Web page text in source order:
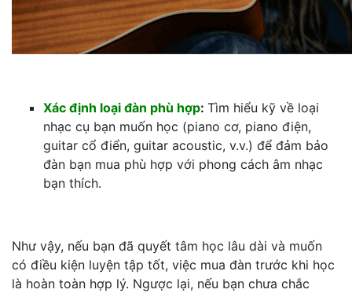
Xác định loại đàn phù hợp: Tìm hiểu kỹ về loại
nhạc cụ bạn muốn học (piano cơ, piano điện,
guitar cổ điển, guitar acoustic, v.v.) để đảm bảo
đàn bạn mua phù hợp với phong cách âm nhạc
bạn thích.
Như vậy, nếu bạn đã quyết tâm học lâu dài và muốn
có điều kiện luyện tập tốt, việc mua đàn trước khi học
là hoàn toàn hợp lý. Ngược lại, nếu bạn chưa chắc